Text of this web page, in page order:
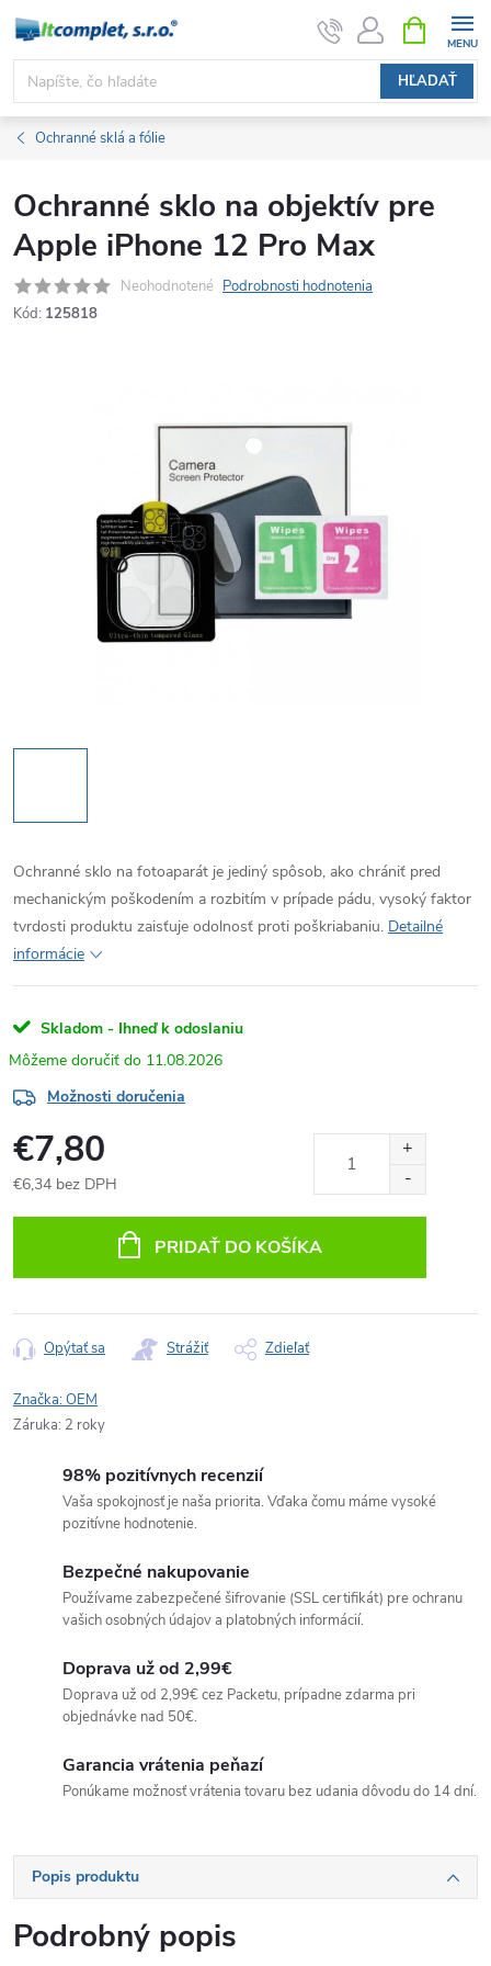
Prejsť
obsah
HĽADAŤ
KOŠÍK
Ochranné sklá a fólie
Ochranné sklo na objektív pre
Apple iPhone 12 Pro Max
Neohodnotené Podrobnosti hodnotenia
Kód: 125818
Ochranné sklo na fotoaparát je jediný spôsob, ako chrániť pred
mechanickým poškodením a rozbitím v prípade pádu, vysoký faktor
tvrdosti produktu zaisťuje odolnosť proti poškriabaniu. Detailné
informácie
Skladom - Ihneď k odoslaniu
11.08.2026
Možnosti doručenia
€7,80
€6,34 bez DPH
PRIDAŤ DO KOŠÍKA
Opýtať sa Strážiť Zdieľať
Značka:OEM
Záruka: 2 roky
98% pozitívnych recenzií
Vaša spokojnosť je naša priorita. Vďaka čomu máme vysoké
pozitívne hodnotenie.
Bezpečné nakupovanie
Používame zabezpečené šifrovanie (SSL certifikát) pre ochranu
vašich osobných údajov a platobných informácií.
Doprava už od 2,99€
Doprava už od 2,99€ cez Packetu, prípadne zdarma pri
objednávke nad 50€.
Garancia vrátenia peňazí
Ponúkame možnosť vrátenia tovaru bez udania dôvodu do 14 dní.
Popis produktu
Podrobný popis